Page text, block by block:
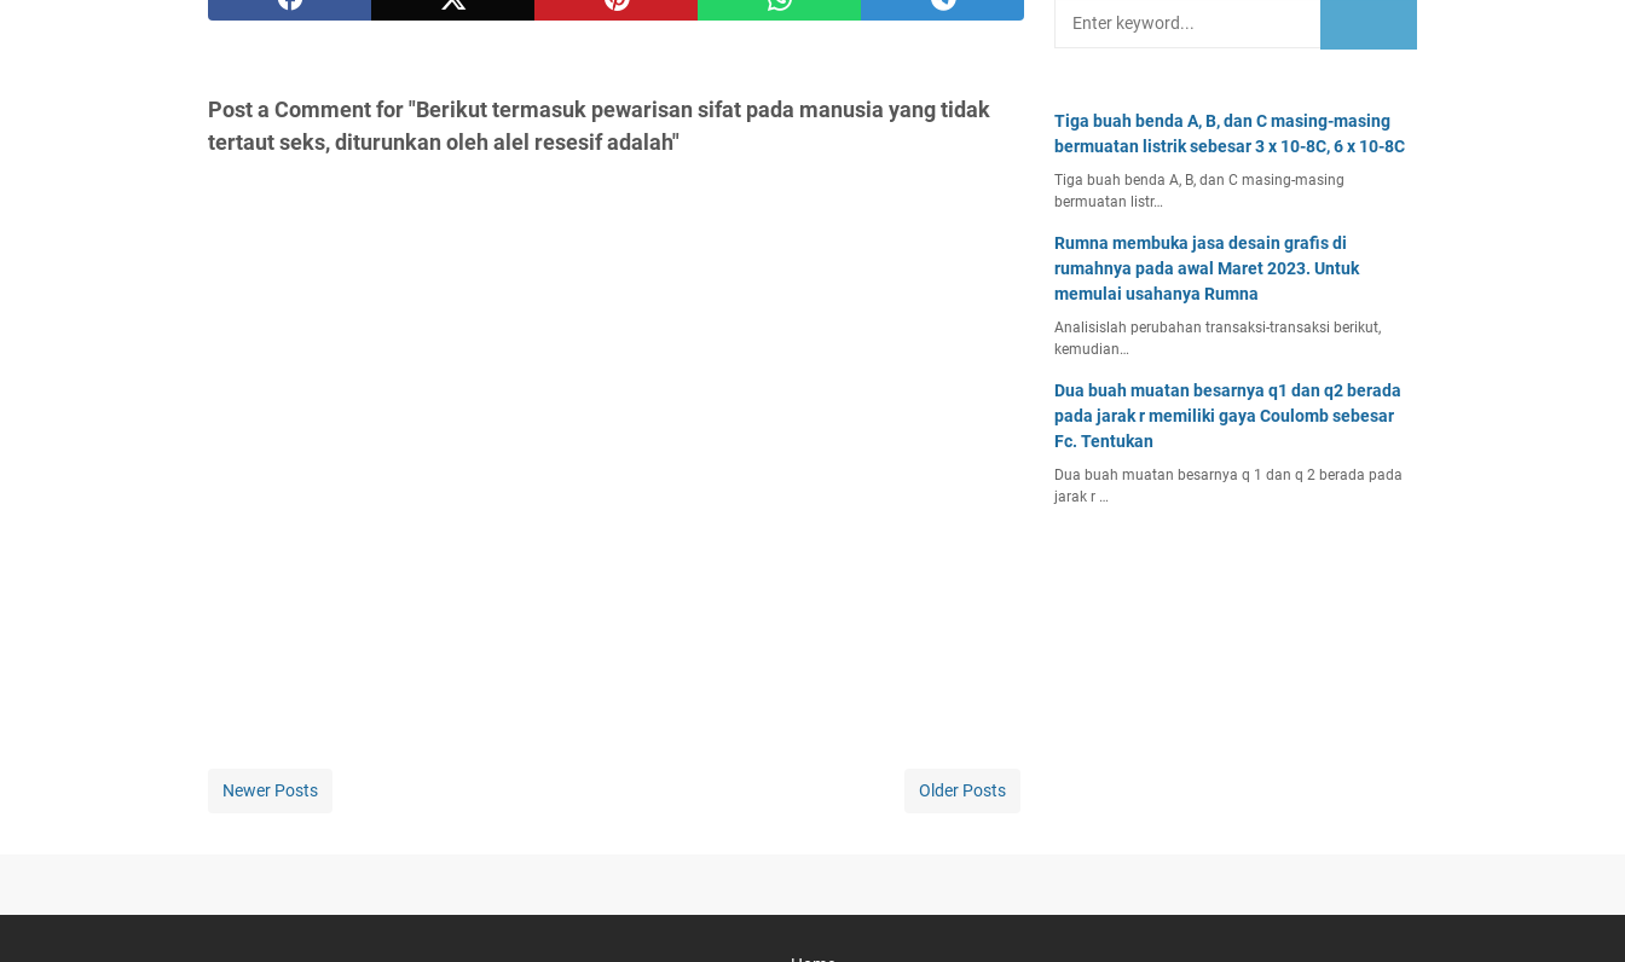
Post a Comment for "Berikut termasuk pewarisan sifat pada manusia yang tidak
tertaut seks, diturunkan oleh alel resesif adalah"
Newer Posts Older Posts
Tiga buah benda A, B, dan C masing-masing
bermuatan listrik sebesar 3 x 10-8C, 6 x 10-8C
Tiga buah benda A, B, dan C masing-masing
bermuatan listr…
Rumna membuka jasa desain grafis di
rumahnya pada awal Maret 2023. Untuk
memulai usahanya Rumna
Analisislah perubahan transaksi-transaksi berikut,
kemudian…
Dua buah muatan besarnya q1 dan q2 berada
pada jarak r memiliki gaya Coulomb sebesar
Fc. Tentukan
Dua buah muatan besarnya q 1 dan q 2 berada pada
jarak r …